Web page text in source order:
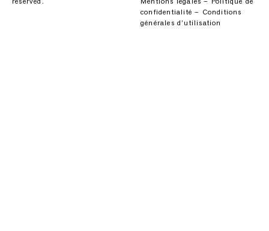
confidentialité – Conditions
générales d’utilisation